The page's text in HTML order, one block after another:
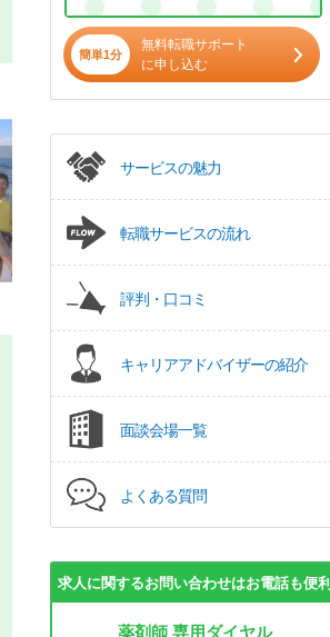
簡単1分
無料転職サポート
に申し込む
サービスの魅力
転職サービスの流れ
評判・口コミ
キャリアアドバイザーの紹介
面談会場一覧
よくある質問
求人に関するお問い合わせはお電話も便利
薬剤師 専用ダイヤル